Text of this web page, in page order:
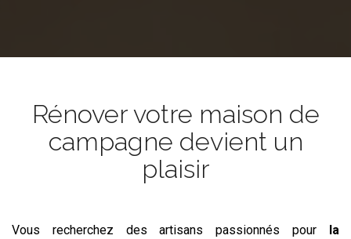
Rénover votre maison de
campagne devient un
plaisir
Vous recherchez des artisans passionnés pour
la